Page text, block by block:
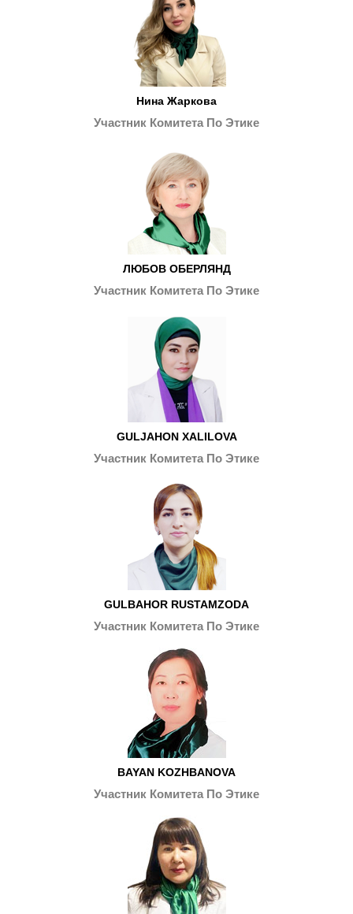
Нина Жаркова
Участник Комитета По Этике
ЛЮБОВ ОБЕРЛЯНД
Участник Комитета По Этике
GULJAHON XALILOVA
Участник Комитета По Этике
GULBAHOR RUSTAMZODA
Участник Комитета По Этике
BAYAN KOZHBANOVA
Участник Комитета По Этике